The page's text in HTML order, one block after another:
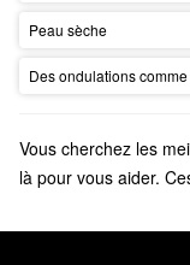
Peau sèche
Des ondulations
Vous cherchez les
là pour vous aider.
prestigieuses, en